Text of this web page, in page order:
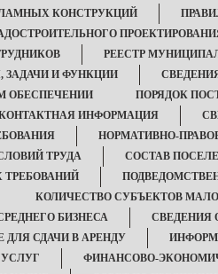
КОНСТРУКЦИЙ
РЕЕСТР
ЗАДАЧИ И ФУНКЦИИ
ОБЕСПЕЧЕНИИ
ПОРЯДОК
ИНФОРМАЦИЯ
НОРМАТИВНО-
ТРУДА
СОСТАВ
ТРЕБОВАНИЙ
КОЛИЧЕСТВО СУБЪЕКТОВ
БИЗНЕСА
СВЕДЕНИЯ
СДАЧИ В АРЕНДУ
УСЛУГ
ФИНАНСОВО-